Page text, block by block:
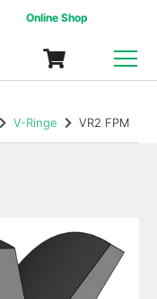
Online Shop
V-Ringe VR2 FPM